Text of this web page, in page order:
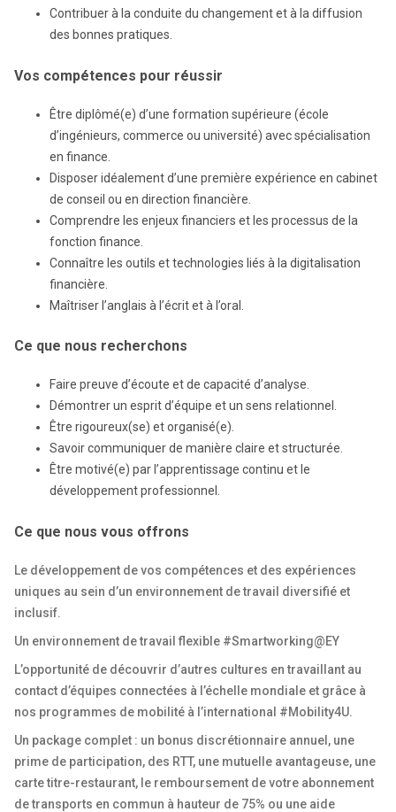
Contribuer à la conduite du changement et à la diffusion
des bonnes pratiques.
Vos compétences pour réussir
Être diplômé(e) d’une formation supérieure (école
d’ingénieurs, commerce ou université) avec spécialisation
en finance.
Disposer idéalement d’une première expérience en cabinet
de conseil ou en direction financière.
Comprendre les enjeux financiers et les processus de la
fonction finance.
Connaître les outils et technologies liés à la digitalisation
financière.
Maîtriser l’anglais à l’écrit et à l’oral.
Ce que nous recherchons
Faire preuve d’écoute et de capacité d’analyse.
Démontrer un esprit d’équipe et un sens relationnel.
Être rigoureux(se) et organisé(e).
Savoir communiquer de manière claire et structurée.
Être motivé(e) par l’apprentissage continu et le
développement professionnel.
Ce que nous vous offrons
Le développement de vos compétences et des expériences
uniques au sein d’un environnement de travail diversifié et
inclusif.
Un environnement de travail flexible #Smartworking@EY
L’opportunité de découvrir d’autres cultures en travaillant au
contact d’équipes connectées à l’échelle mondiale et grâce à
nos programmes de mobilité à l’international #Mobility4U.
Un package complet : un bonus discrétionnaire annuel, une
prime de participation, des RTT, une mutuelle avantageuse, une
carte titre-restaurant, le remboursement de votre abonnement
de transports en commun à hauteur de 75% ou une aide